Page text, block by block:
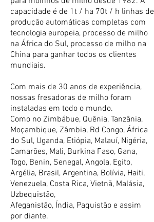
capacidade é de 1t / ha 70t / h linhas de
produção automáticas completas com
tecnologia europeia, processo de milho
na África do Sul, processo de milho na
China para ganhar todos os clientes
mundiais.
Com mais de 30 anos de experiência,
nossas fresadoras de milho foram
instaladas em todo o mundo.
Como no Zimbábue, Quênia, Tanzânia,
Moçambique, Zâmbia, Rd Congo, África
do Sul, Uganda, Etiópia, Malauí, Nigéria,
Camarões, Mali, Burkina Faso, Gana,
Togo, Benin, Senegal, Angola, Egito,
Argélia, Brasil, Argentina, Bolívia, Haiti,
Venezuela, Costa Rica, Vietnã, Malásia,
Uzbequistão,
Afeganistão, Índia, Paquistão e assim
por diante.